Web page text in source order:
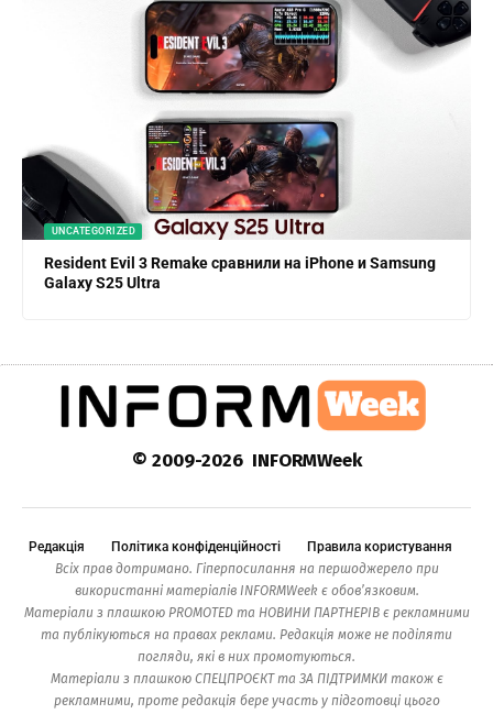
UNCATEGORIZED
Resident Evil 3 Remake сравнили на iPhone и Samsung
Galaxy S25 Ultra
© 2009-2026 INFORMWeek
Редакція Політика конфіденційності
Правила користування
Всіх прав дотримано. Гіперпосилання на першоджерело при
використанні матеріалів INFORMWeek є обов’язковим.
Матеріали з плашкою PROMOTED та НОВИНИ ПАРТНЕРІВ є рекламними
та публікуються на правах реклами. Редакція може не поділяти
погляди, які в них промотуються.
Матеріали з плашкою СПЕЦПРОЄКТ та ЗА ПІДТРИМКИ також є
рекламними, проте редакція бере участь у підготовці цього